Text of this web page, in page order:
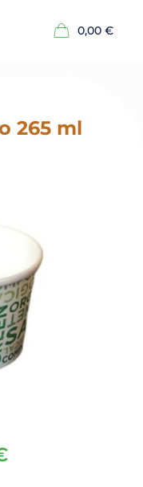
0,00 €
265 ml